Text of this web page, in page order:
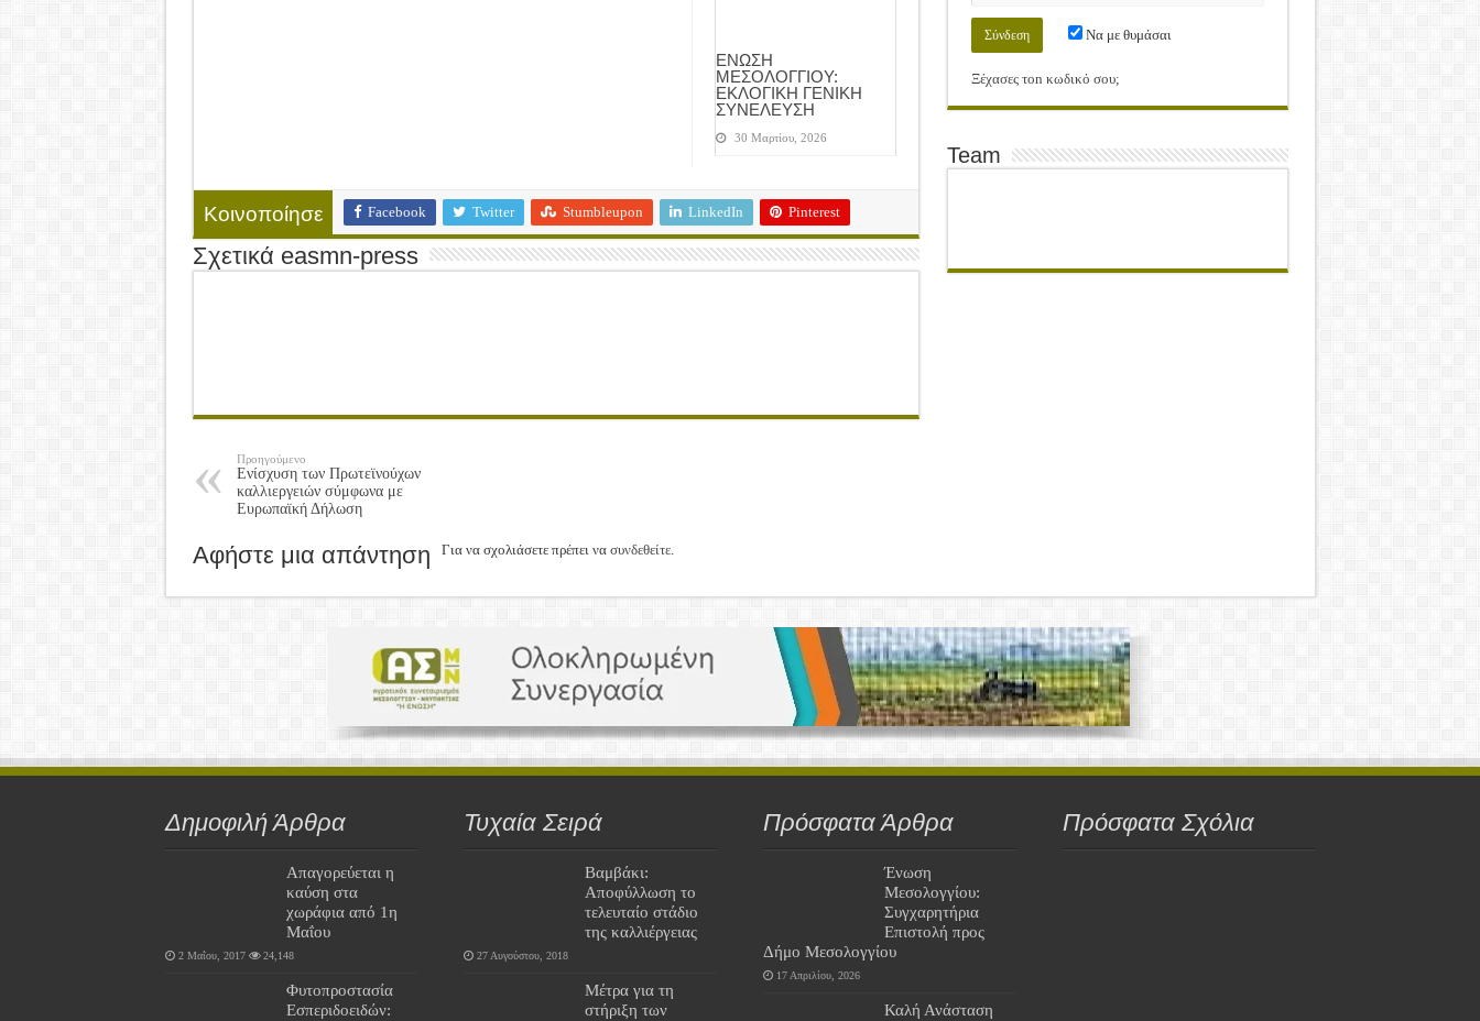
ΕΝΩΣΗ
ΜΕΣΟΛΟΓΓΙΟΥ:
ΕΚΛΟΓΙΚΗ ΓΕΝΙΚΗ
ΣΥΝΕΛΕΥΣΗ
30 Μαρτίου, 2026
Κοινοποίησε Facebook Twitter Stumbleupon LinkedIn Pinterest
Σχετικά easmn-press
Προηγούμενο
Ενίσχυση των Πρωτεϊνούχων
καλλιεργειών σύμφωνα με
Ευρωπαϊκή Δήλωση
Αφήστε μια απάντηση Για να σχολιάσετε πρέπει να συνδεθείτε.
Να με θυμάσαι
Ξέχασες τοn κωδικό σου;
Team
Δημοφιλή Άρθρα
Απαγορεύεται η
καύση στα
χωράφια από 1η
Μαΐου
2 Μαΐου, 2017 24,148
Φυτοπροστασία
Εσπεριδοειδών:
Τυχαία Σειρά
Βαμβάκι:
Αποφύλλωση το
τελευταίο στάδιο
της καλλιέργειας
27 Αυγούστου, 2018
Μέτρα για τη
στήριξη των
Πρόσφατα Άρθρα
Ένωση
Μεσολογγίου:
Συγχαρητήρια
Επιστολή προς
Δήμο Μεσολογγίου
17 Απριλίου, 2026
Καλή Ανάσταση
Πρόσφατα Σχόλια